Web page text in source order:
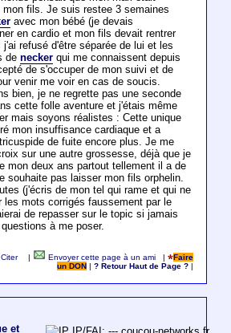
fils. Je suis restee 3 semaines
avec mon bébé (je devais
en cardio et mon fils devait rentrer
refusé d'être séparée de lui et les
de neckerqui me connaissent depuis
de s'occuper de mon suivi et de
venir me voir en cas de soucis.
bien, je ne regrette pas une seconde
cette folle aventure et j'étais même
mais soyons réalistes : Cette unique
mon insuffisance cardiaque et a
de fuite encore plus. Je me
sur une autre grossesse, déjà que je
mon deux ans partout tellement il a de
souhaite pas laisser mon fils orphelin.
(j'écris de mon tel qui rame et qui ne
les mots corrigés faussement par le
de repasser sur le topic si jamais
à me poser.
Citer Envoyer cette page à un ami |
Faire
un DON
|? Retour Haut de Page ?
et